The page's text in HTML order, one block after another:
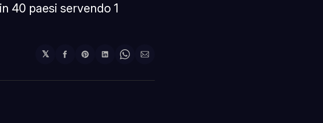
40 paesi servendo 1
𝕏
Condividi
Facebook
Share
Pinterest
Condividi
LinkedIn
Share
WhatsApp
Condividi
email